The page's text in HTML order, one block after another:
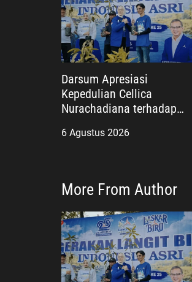
Darsum Apresiasi
Kepedulian Cellica
Nurachadiana terhadap
Pengabdian yang Nyata
6 Agustus 2026
More From Author